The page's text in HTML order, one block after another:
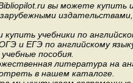
вы можете купить
издательствами,
учебники по
и ЕГЭ по английскому
пособия.
литература на
в нашем каталоге.